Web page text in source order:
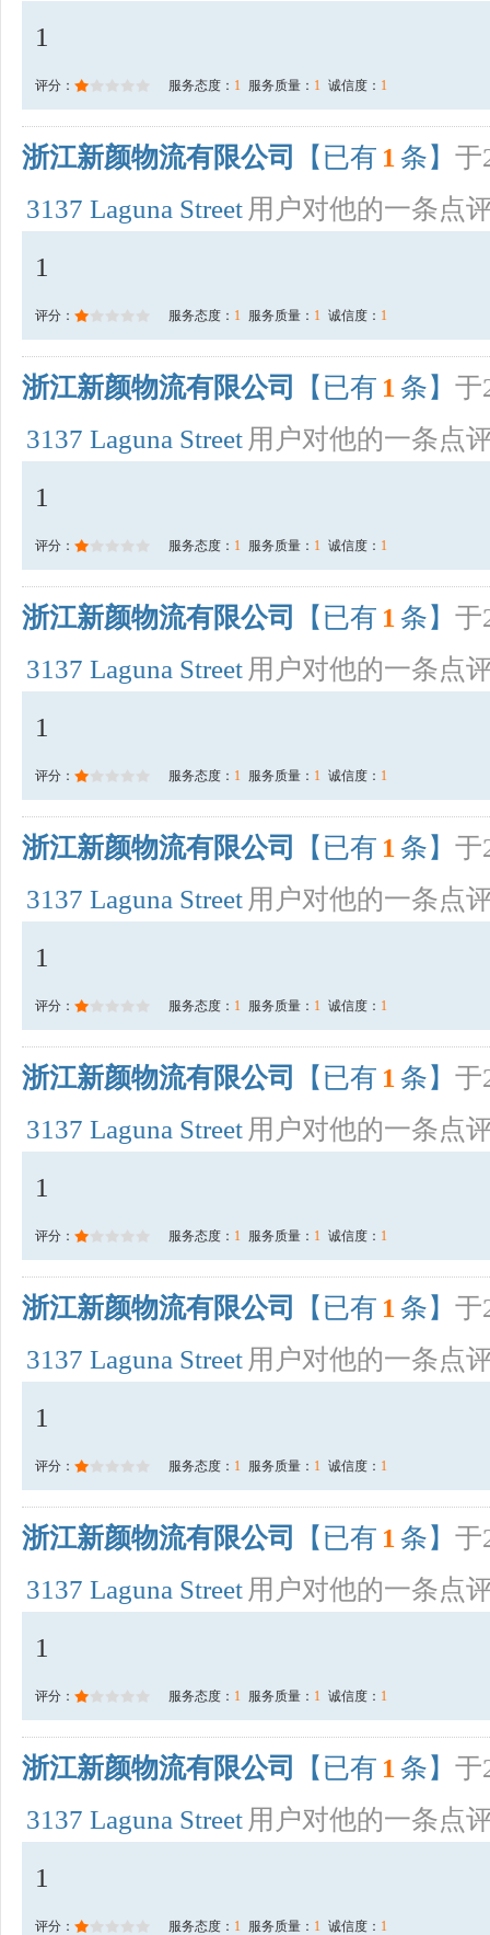
1
评分： 服务态度： 1 服务质量： 1 诚信度： 1
浙江新颜物流有限公司 【已有 1 条】 于
3137 Laguna Street 用户对他的一条点
1
评分： 服务态度： 1 服务质量： 1 诚信度： 1
浙江新颜物流有限公司 【已有 1 条】 于
3137 Laguna Street 用户对他的一条点
1
评分： 服务态度： 1 服务质量： 1 诚信度： 1
浙江新颜物流有限公司 【已有 1 条】 于
3137 Laguna Street 用户对他的一条点
1
评分： 服务态度： 1 服务质量： 1 诚信度： 1
浙江新颜物流有限公司 【已有 1 条】 于
3137 Laguna Street 用户对他的一条点
1
评分： 服务态度： 1 服务质量： 1 诚信度： 1
浙江新颜物流有限公司 【已有 1 条】 于
3137 Laguna Street 用户对他的一条点
1
评分： 服务态度： 1 服务质量： 1 诚信度： 1
浙江新颜物流有限公司 【已有 1 条】 于
3137 Laguna Street 用户对他的一条点
1
评分： 服务态度： 1 服务质量： 1 诚信度： 1
浙江新颜物流有限公司 【已有 1 条】 于
3137 Laguna Street 用户对他的一条点
1
评分： 服务态度： 1 服务质量： 1 诚信度： 1
浙江新颜物流有限公司 【已有 1 条】 于
3137 Laguna Street 用户对他的一条点
1
评分： 服务态度： 1 服务质量： 1 诚信度： 1